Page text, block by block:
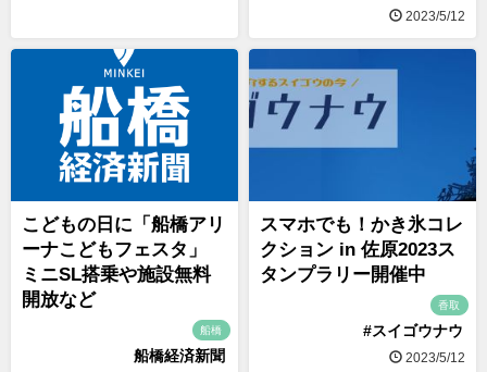
2023/5/12
こどもの日に「船橋アリ
ーナこどもフェスタ」
ミニSL搭乗や施設無料
開放など
船橋
船橋経済新聞
スマホでも！かき氷コレ
クション in 佐原2023ス
タンプラリー開催中
香取
#スイゴウナウ
2023/5/12